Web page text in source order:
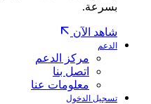
بسرعة.
شاهد الآن
الدعم
مركز الدعم
اتصل بنا
معلومات عنا
تسجيل الدخول